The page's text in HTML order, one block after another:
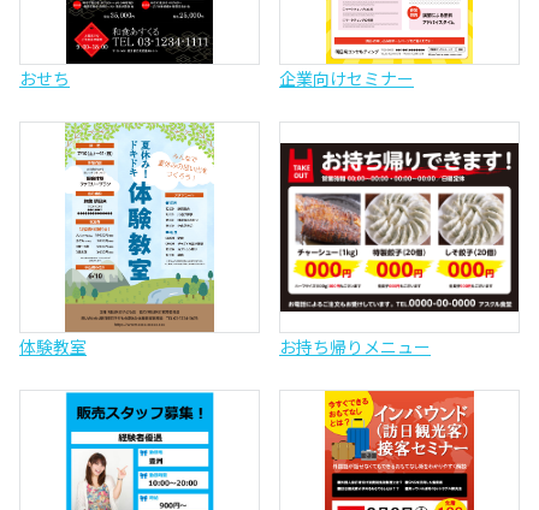
おせち 企業向けセミナー
体験教室 お持ち帰りメニュー